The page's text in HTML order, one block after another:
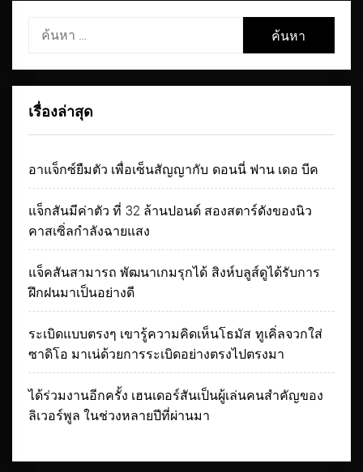
ค้นหา
เรื่องล่าสุด
อาแจ็กซ์ยืมตัว เพื่อเซ็นสัญญากับ ดอนนี่ ฟาน เดอ บีค
แจ็กสันมีค่าตัว ที่ 32 ล้านปอนด์ สองสตาร์ดังของนิว
คาสเซิ่ลกำลังฉายแสง
แจ็คสันสามารถ พัฒนาเกมรุกได้ สิงห์บลูส์ดูได้รับการ
ฝึกฝนมาเป็นอย่างดี
ระเบิดแบบตรงๆ เขารู้ความคิดเห็นโธมัส ทูเคิ่ลจวกใส่
ซาดิโอ มาเน่ด้วยการระเบิดอย่างตรงไปตรงมา
ได้ร่วมงานอีกครั้ง เฮนเดอร์สันเป็นผู้เล่นคนสำคัญของ
ลิเวอร์พูล ในช่วงหลายปีที่ผ่านมา